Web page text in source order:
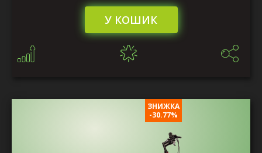
У КОШИК
ЗНИЖКА
-30.77%